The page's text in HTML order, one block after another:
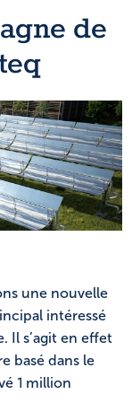
de
une nouvelle
intéressé
Il s’agit en effet
basé dans le
1 million